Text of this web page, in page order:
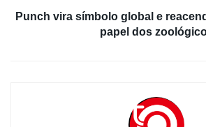
Punch vira símbolo global e
papel dos